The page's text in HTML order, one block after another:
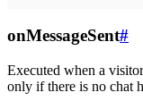
onMessageSent#
Executed when a
only if there is no chat